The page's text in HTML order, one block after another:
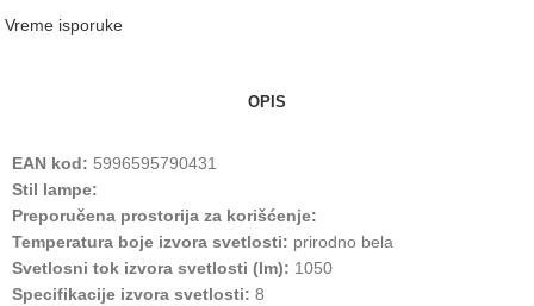
Vreme isporuke
OPIS
EAN kod: 5996595790431
Stil lampe:
Preporučena prostorija za korišćenje:
Temperatura boje izvora svetlosti: prirodno bela
Svetlosni tok izvora svetlosti (lm): 1050
Specifikacije izvora svetlosti: 8